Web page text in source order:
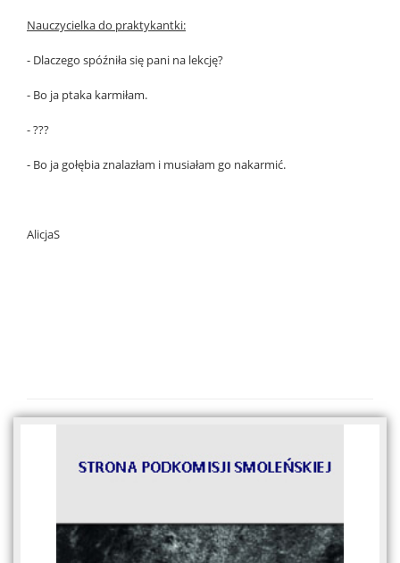
Nauczycielka do praktykantki:
- Dlaczego spóźniła się pani na lekcję?
- Bo ja ptaka karmiłam.
- ???
- Bo ja gołębia znalazłam i musiałam go nakarmić.
AlicjaS